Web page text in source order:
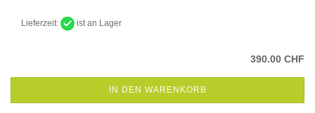
Lieferzeit: ist an Lager
390.00 CHF
IN DEN WARENKORB